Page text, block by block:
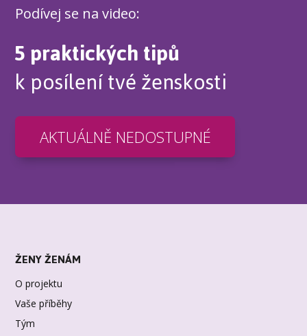
Podívej se na video:
5 praktických tipů
k posílení tvé ženskosti
AKTUÁLNĚ NEDOSTUPNÉ
ŽENY ŽENÁM
O projektu
Vaše příběhy
Tým